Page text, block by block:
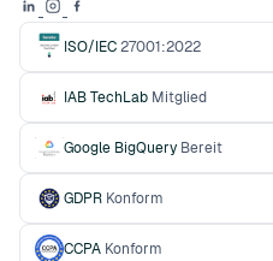
ISO/IEC27001:2022
IAB TechLab Mitglied
Google BigQuery Bereit
GDPR Konform
CCPA Konform